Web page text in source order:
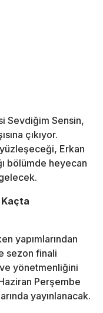
Sevdiğim Sensin,
çıkıyor.
Erkan
bölümde heyecan
yapımlarından
sezon finali
ve yönetmenliğini
Perşembe
yayınlanacak.